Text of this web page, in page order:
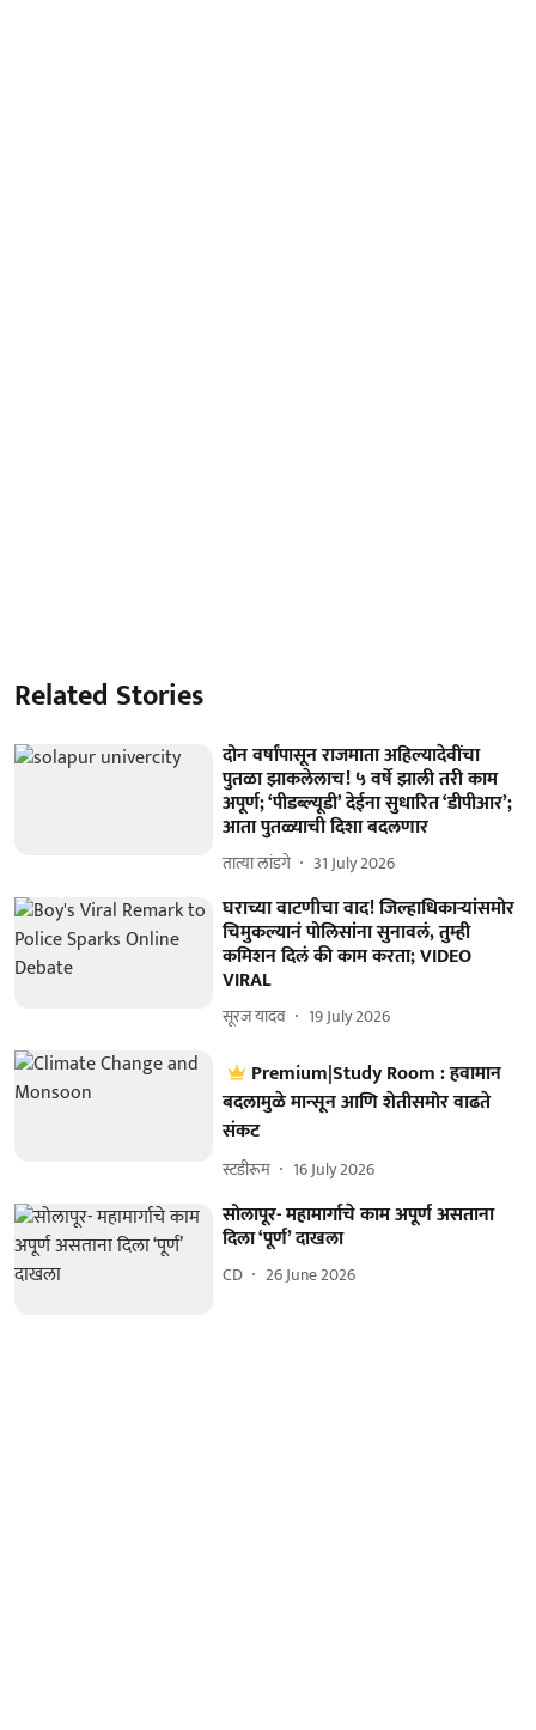
Related Stories
दोन वर्षांपासून राजमाता अहिल्यादेवींचा
पुतळा झाकलेलाच! ५ वर्षे झाली तरी काम
अपूर्ण; ‘पीडब्ल्यूडी’ देईना सुधारित ‘डीपीआर’;
आता पुतळ्याची दिशा बदलणार
तात्या लांडगे 31 July 2026
घराच्या वाटणीचा वाद! जिल्हाधिकाऱ्यांसमोर
चिमुकल्यानं पोलिसांना सुनावलं, तुम्ही
कमिशन दिलं की काम करता; VIDEO
VIRAL
सूरज यादव 19 July 2026
Premium|Study Room : हवामान
बदलामुळे मान्सून आणि शेतीसमोर वाढते
संकट
स्टडीरूम 16 July 2026
सोलापूर- महामार्गाचे काम अपूर्ण असताना
दिला ‘पूर्ण’ दाखला
CD 26 June 2026